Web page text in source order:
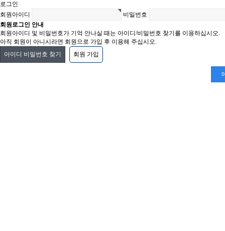
로그인
회원아이디
비밀번호
회원로그인 안내
회원아이디 및 비밀번호가 기억 안나실 때는 아이디/비밀번호 찾기를 이용하십시오.
아직 회원이 아니시라면 회원으로 가입 후 이용해 주십시오.
아이디 비밀번호 찾기
회원 가입